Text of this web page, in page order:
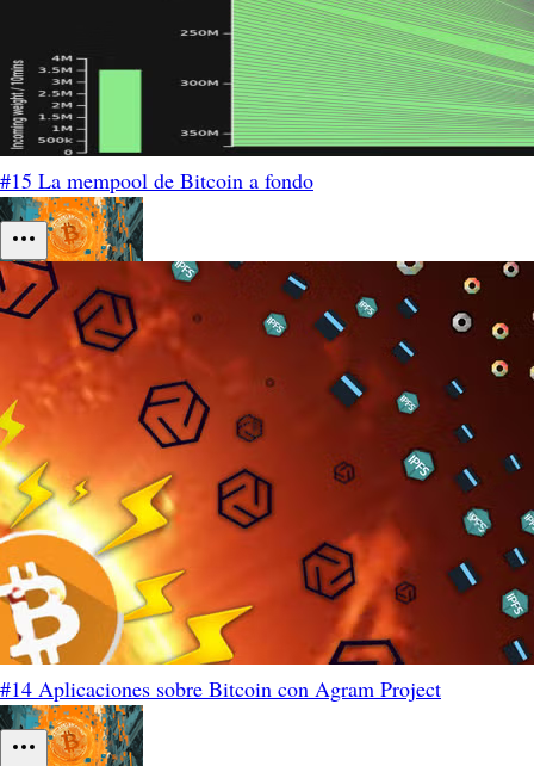
#15 La mempool de Bitcoin a fondo
#14 Aplicaciones sobre Bitcoin con Agram Project